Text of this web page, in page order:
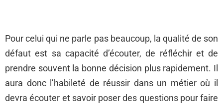
Pour celui qui ne parle pas beaucoup, la qualité de son
défaut est sa capacité d’écouter, de réfléchir et de
prendre souvent la bonne décision plus rapidement. Il
aura donc l’habileté de réussir dans un métier où il
devra écouter et savoir poser des questions pour faire